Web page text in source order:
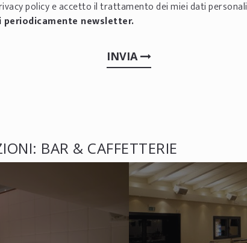
policye accetto il trattamento dei miei dati personali
newsletter.
INVIA
BAR & CAFFETTERIE